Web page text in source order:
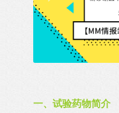
一、试验药物简介